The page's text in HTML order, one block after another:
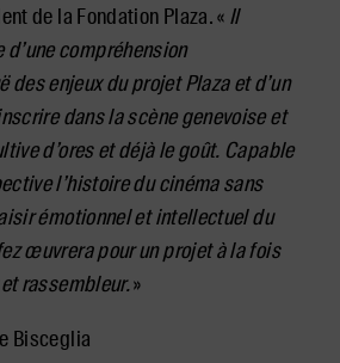
de la Fondation Plaza. « Il
d’une compréhension
des enjeux du projet Plaza et d’un
dans la scène genevoise et
d’ores et déjà le goût. Capable
l’histoire du cinéma sans
émotionnel et intellectuel du
œuvrera pour un projet à la fois
rassembleur.»
Bisceglia